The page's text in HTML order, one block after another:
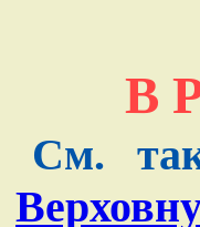
В
См.